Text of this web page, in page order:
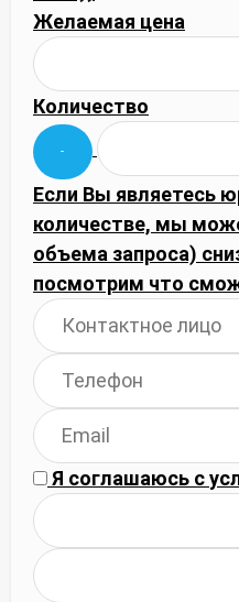
Желаемая цена
Количество
Если Вы являетесь
количестве, мы
объема запроса)
посмотрим что
Я соглашаюсь с